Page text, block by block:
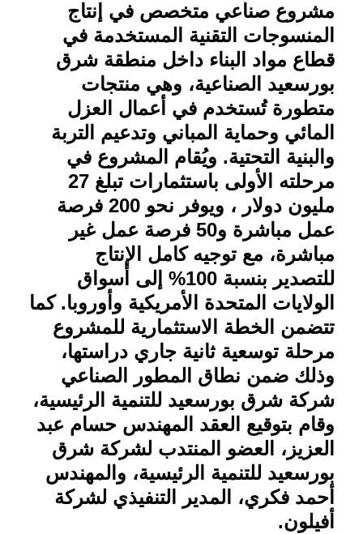
مشروع صناعي متخصص في إنتاج
المنسوجات التقنية المستخدمة في
قطاع مواد البناء داخل منطقة شرق
بورسعيد الصناعية، وهي منتجات
متطورة تُستخدم في أعمال العزل
المائي وحماية المباني وتدعيم التربة
والبنية التحتية. ويُقام المشروع في
مرحلته الأولى باستثمارات تبلغ 27
مليون دولار ، ويوفر نحو 200 فرصة
عمل مباشرة و50 فرصة عمل غير
مباشرة، مع توجيه كامل الإنتاج
للتصدير بنسبة 100% إلى أسواق
الولايات المتحدة الأمريكية وأوروبا. كما
تتضمن الخطة الاستثمارية للمشروع
مرحلة توسعية ثانية جاري دراستها،
وذلك ضمن نطاق المطور الصناعي
شركة شرق بورسعيد للتنمية الرئيسية،
وقام بتوقيع العقد المهندس حسام عبد
العزيز، العضو المنتدب لشركة شرق
بورسعيد للتنمية الرئيسية، والمهندس
أحمد فكري، المدير التنفيذي لشركة
أفيلون.